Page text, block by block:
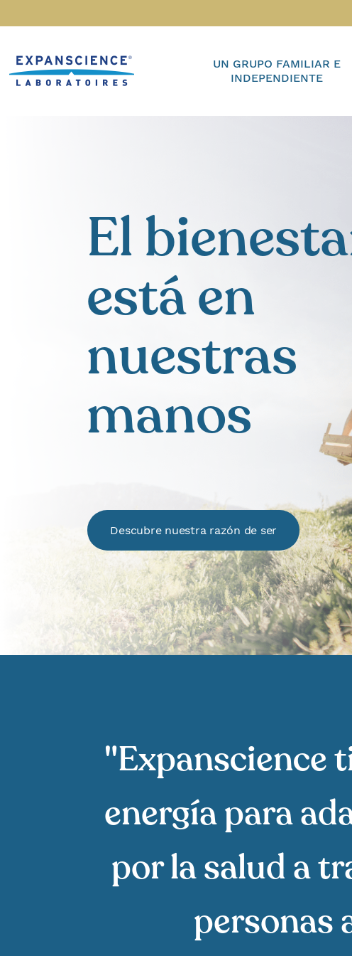
UN GRUPO FAMILIAR E
INDEPENDIENTE
El
está en
nuestras
manos
Descubre nuestra razón de ser
"Expanscience
energía para
por la salud a
personas